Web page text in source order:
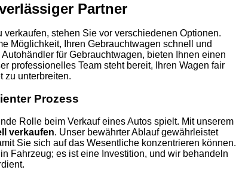
Partner
stehen Sie vor verschiedenen Optionen.
Möglichkeit, Ihren Gebrauchtwagen schnell und
für Gebrauchtwagen, bieten Ihnen einen
professionelles Team steht bereit, Ihren Wagen fair
zu unterbreiten.
Prozess
Rolle beim Verkauf eines Autos spielt. Mit unserem
verkaufen. Unser bewährter Ablauf gewährleistet
Sie sich auf das Wesentliche konzentrieren können.
Fahrzeug; es ist eine Investition, und wir behandeln